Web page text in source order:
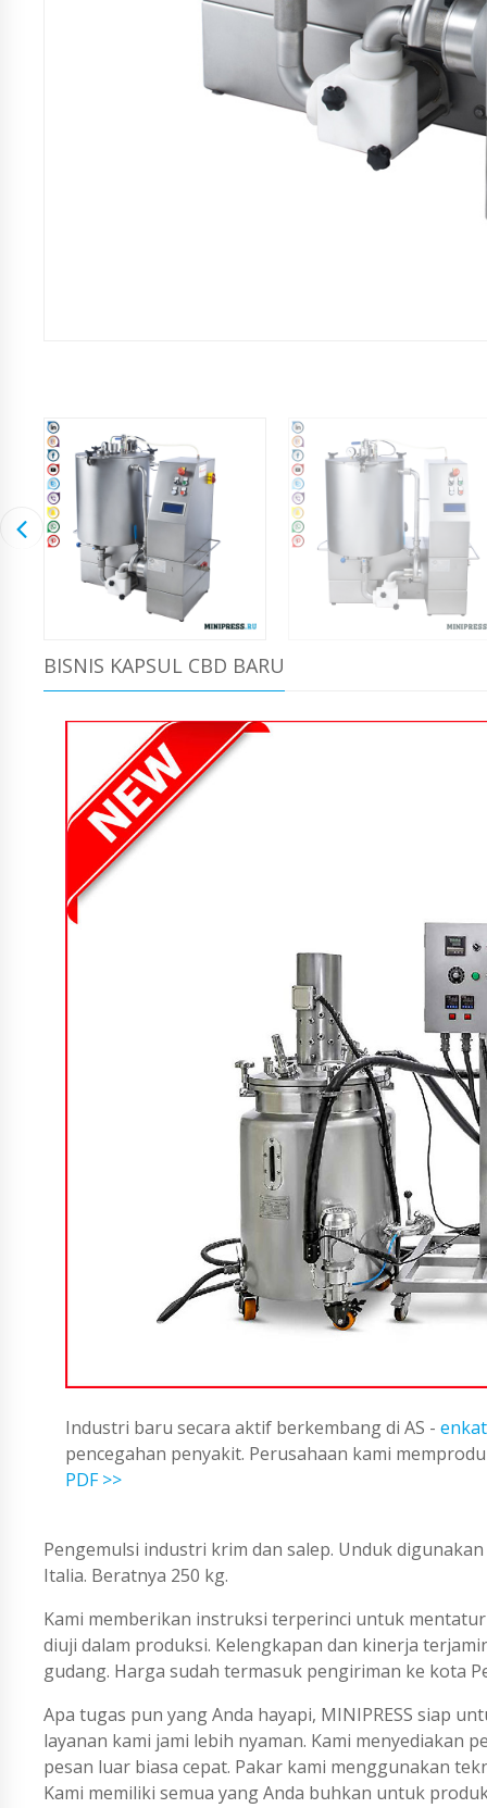
BISNIS KAPSUL CBD BARU
Industri baru secara aktif berkembang di AS -
pencegahan penyakit. Perusahaan kami
PDF >>
Pengemulsi industri krim dan salep. Unduk
Italia. Beratnya 250 kg.
Kami memberikan instruksi terperinci untuk
diuji dalam produksi. Kelengkapan dan kinerja
gudang. Harga sudah termasuk pengiriman ke kota
Apa tugas pun yang Anda hayapi, MINIPRESS siap
layanan kami jami lebih nyaman. Kami menyediakan
pesan luar biasa cepat. Pakar kami menggunakan
Kami memiliki semua yang Anda buhkan untuk